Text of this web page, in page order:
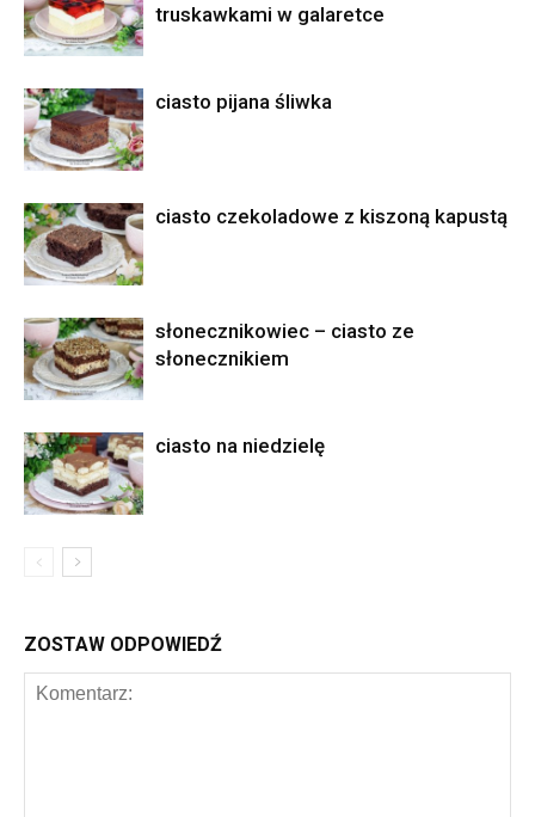
truskawkami w galaretce
ciasto pijana śliwka
ciasto czekoladowe z kiszoną kapustą
słonecznikowiec – ciasto ze
słonecznikiem
ciasto na niedzielę
ZOSTAW ODPOWIEDŹ